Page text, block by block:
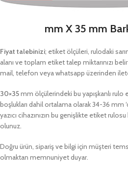
mm X 35 mm
Fiyat talebinizi; etiket ölçüleri, rulodaki
alanı ve toplam etiket talep miktarınızı
mail, telefon veya whatsapp üzerinden
30×35mm ölçülerindeki bu yapışkanlı
boşlukları dahil ortalama olarak 34-36 mm
yazıcı cihazınızın bu genişlikte etiket
olunuz.
Doğru ürün, sipariş ve bilgi için müşteri
olmaktan memnuniyet duyar.